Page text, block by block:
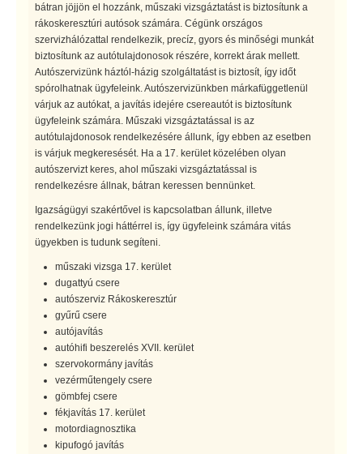
bátran jöjjön el hozzánk, műszaki vizsgáztatást is biztosítunk a
rákoskeresztúri autósok számára. Cégünk országos
szervizhálózattal rendelkezik, precíz, gyors és minőségi munkát
biztosítunk az autótulajdonosok részére, korrekt árak mellett.
Autószervizünk háztól-házig szolgáltatást is biztosít, így időt
spórolhatnak ügyfeleink. Autószervizünkben márkafüggetlenül
várjuk az autókat, a javítás idejére csereautót is biztosítunk
ügyfeleink számára. Műszaki vizsgáztatással is az
autótulajdonosok rendelkezésére állunk, így ebben az esetben
is várjuk megkeresését. Ha a 17. kerület közelében olyan
autószervizt keres, ahol műszaki vizsgáztatással is
rendelkezésre állnak, bátran keressen bennünket.
Igazságügyi szakértővel is kapcsolatban állunk, illetve
rendelkezünk jogi háttérrel is, így ügyfeleink számára vitás
ügyekben is tudunk segíteni.
műszaki vizsga 17. kerület
dugattyú csere
autószerviz Rákoskeresztúr
gyűrű csere
autójavítás
autóhifi beszerelés XVII. kerület
szervokormány javítás
vezérműtengely csere
gömbfej csere
fékjavítás 17. kerület
motordiagnosztika
kipufogó javítás